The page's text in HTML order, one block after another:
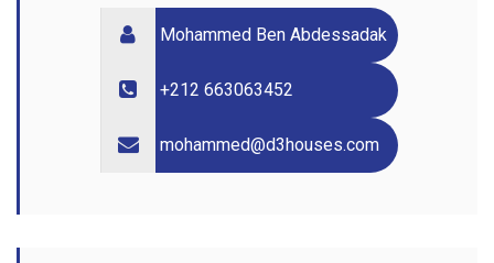
Mohammed Ben Abdessadak
+212 663063452
mohammed@d3houses.com